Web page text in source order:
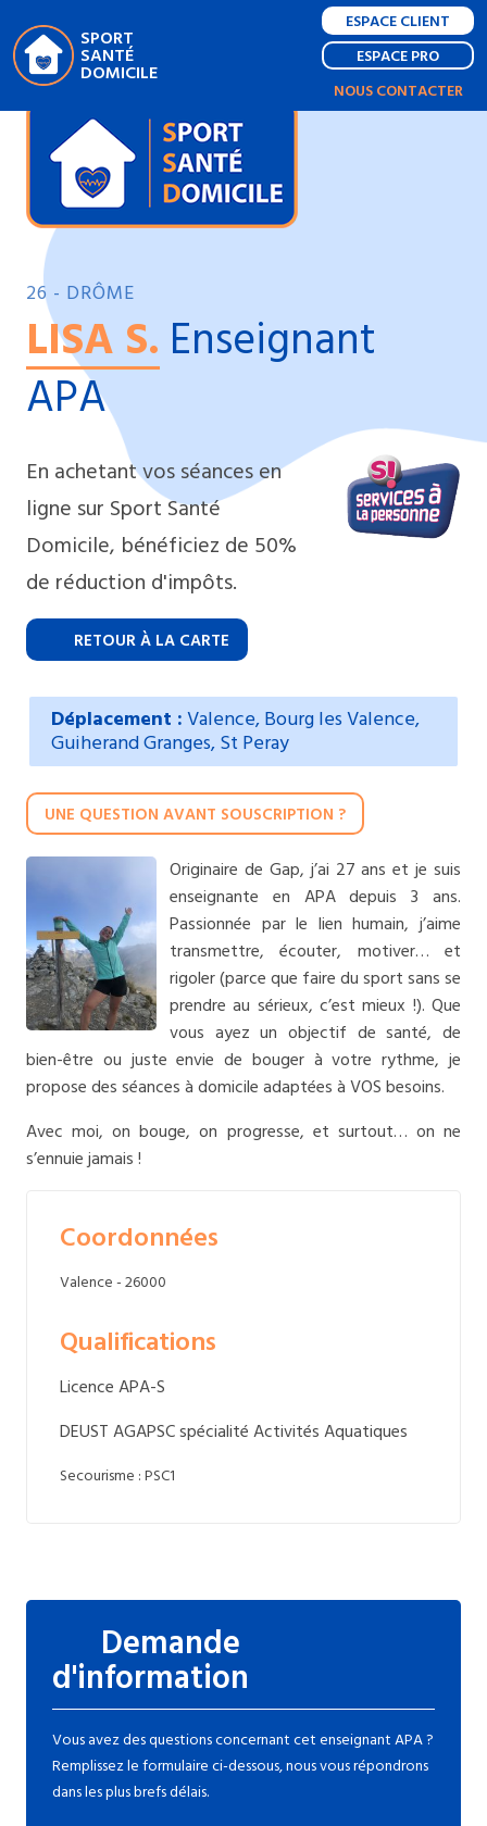
SPORT
SANTÉ
DOMICILE
ESPACE CLIENT
ESPACE PRO
NOUS CONTACTER
26 - DRÔME
LISA S. Enseignant
APA
En achetant vos séances en
ligne sur Sport Santé
Domicile, bénéficiez de 50%
de réduction d'impôts.
RETOUR À LA CARTE
Déplacement :Valence, Bourg les Valence,
Guiherand Granges, St Peray
UNE QUESTION AVANT SOUSCRIPTION ?
Originaire de Gap, j’ai 27 ans et je suis
enseignante en APA depuis 3 ans.
Passionnée par le lien humain, j’aime
transmettre, écouter, motiver… et
rigoler (parce que faire du sport sans se
prendre au sérieux, c’est mieux !). Que
vous ayez un objectif de santé, de
bien-être ou juste envie de bouger à votre rythme, je
propose des séances à domicile adaptées à VOS besoins.
Avec moi, on bouge, on progresse, et surtout… on ne
s’ennuie jamais !
Coordonnées
Valence - 26000
Qualifications
Licence APA-S
DEUST AGAPSC spécialité Activités Aquatiques
Secourisme : PSC1
Demande
d'information
Vous avez des questions concernant cet enseignant APA ?
Remplissez le formulaire ci-dessous, nous vous répondrons
dans les plus brefs délais.